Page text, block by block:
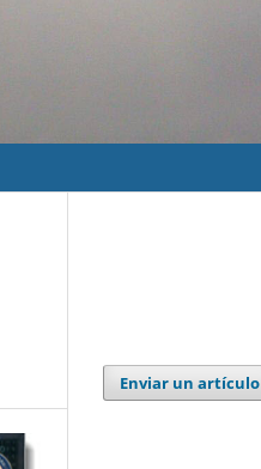
Enviar un artículo